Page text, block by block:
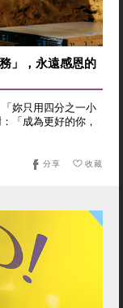
」，永遠感恩的
妳只用四分之一小
「成為更好的你，
收藏
分享